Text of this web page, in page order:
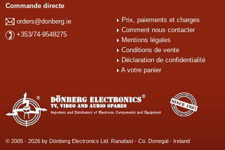
Commande directe
orders@donberg.ie
+353/74-9548275
Prix, paiements et charges
Comment nous contacter
Mentions légales
Conditions de vente
Déclaration de confidentialité
A votre panier
© 2005 - 2026 by Dönberg Electronics Ltd. Ranafast - Co. Donegal - Ireland